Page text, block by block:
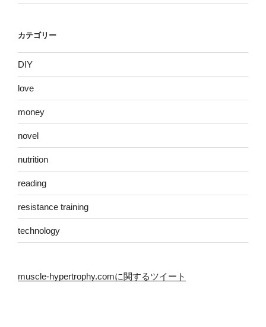
カテゴリー
DIY
love
money
novel
nutrition
reading
resistance training
technology
muscle-hypertrophy.comに関するツイート